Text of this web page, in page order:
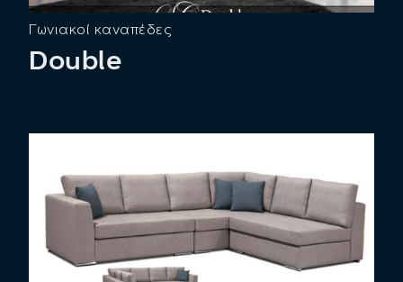
Γωνιακοί καναπέδες
Double